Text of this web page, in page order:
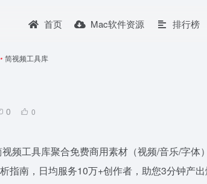
首页 Mac软件资源 排行榜
• 简视频工具库
0 0
视频工具库聚合免费商用素材（视频/音乐/字
指南，日均服务10万+创作者，助您3分钟产出